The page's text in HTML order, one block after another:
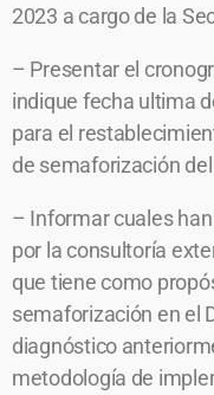
2023 a cargo de la
– Presentar el
indique fecha ultima
para el
de semaforización
– Informar cuales
por la consultoría
que tiene como
semaforización en el
diagnóstico
metodología de